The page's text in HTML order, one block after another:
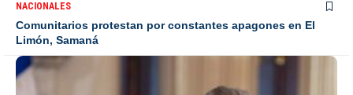
NACIONALES
Comunitarios protestan por constantes apagones en El
Limón, Samaná